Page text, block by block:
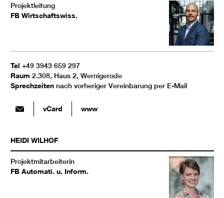
Projektleitung
FB Wirtschaftswiss.
Tel +49 3943 659 297
Raum 2.308, Haus 2, Wernigerode
Sprechzeiten nach vorheriger Vereinbarung per E-Mail
vCard www
HEIDI WILHOF
Projektmitarbeiterin
FB Automati. u. Inform.